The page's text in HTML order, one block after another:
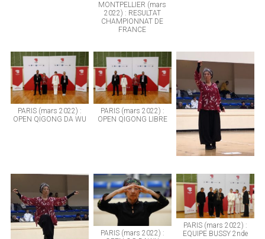
MONTPELLIER (mars
2022) : RESULTAT
CHAMPIONNAT DE
FRANCE
PARIS (mars 2022) :
OPEN QIGONG DA WU
PARIS (mars 2022) :
OPEN QIGONG LIBRE
PARIS (mars 2022) :
PARIS (mars 2022) :
EQUIPE BUSSY 2nde